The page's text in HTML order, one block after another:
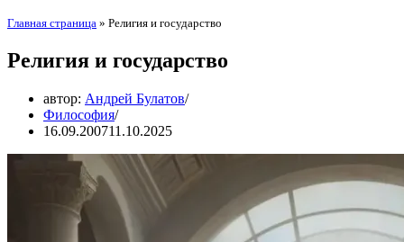
Главная страница » Религия и государство
Религия и государство
автор: Андрей Булатов
Философия
16.09.200711.10.2025